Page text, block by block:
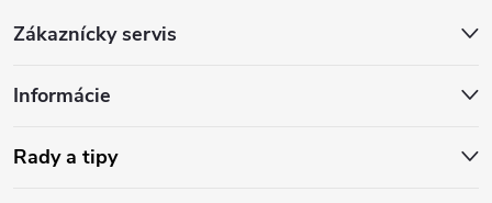
p
ä
Zákaznícky servis
Informácie
Rady a tipy